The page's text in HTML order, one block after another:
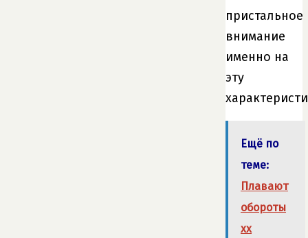
пристальное
внимание
именно на
эту
Ещё по
теме:
Плавают
обороты
хх